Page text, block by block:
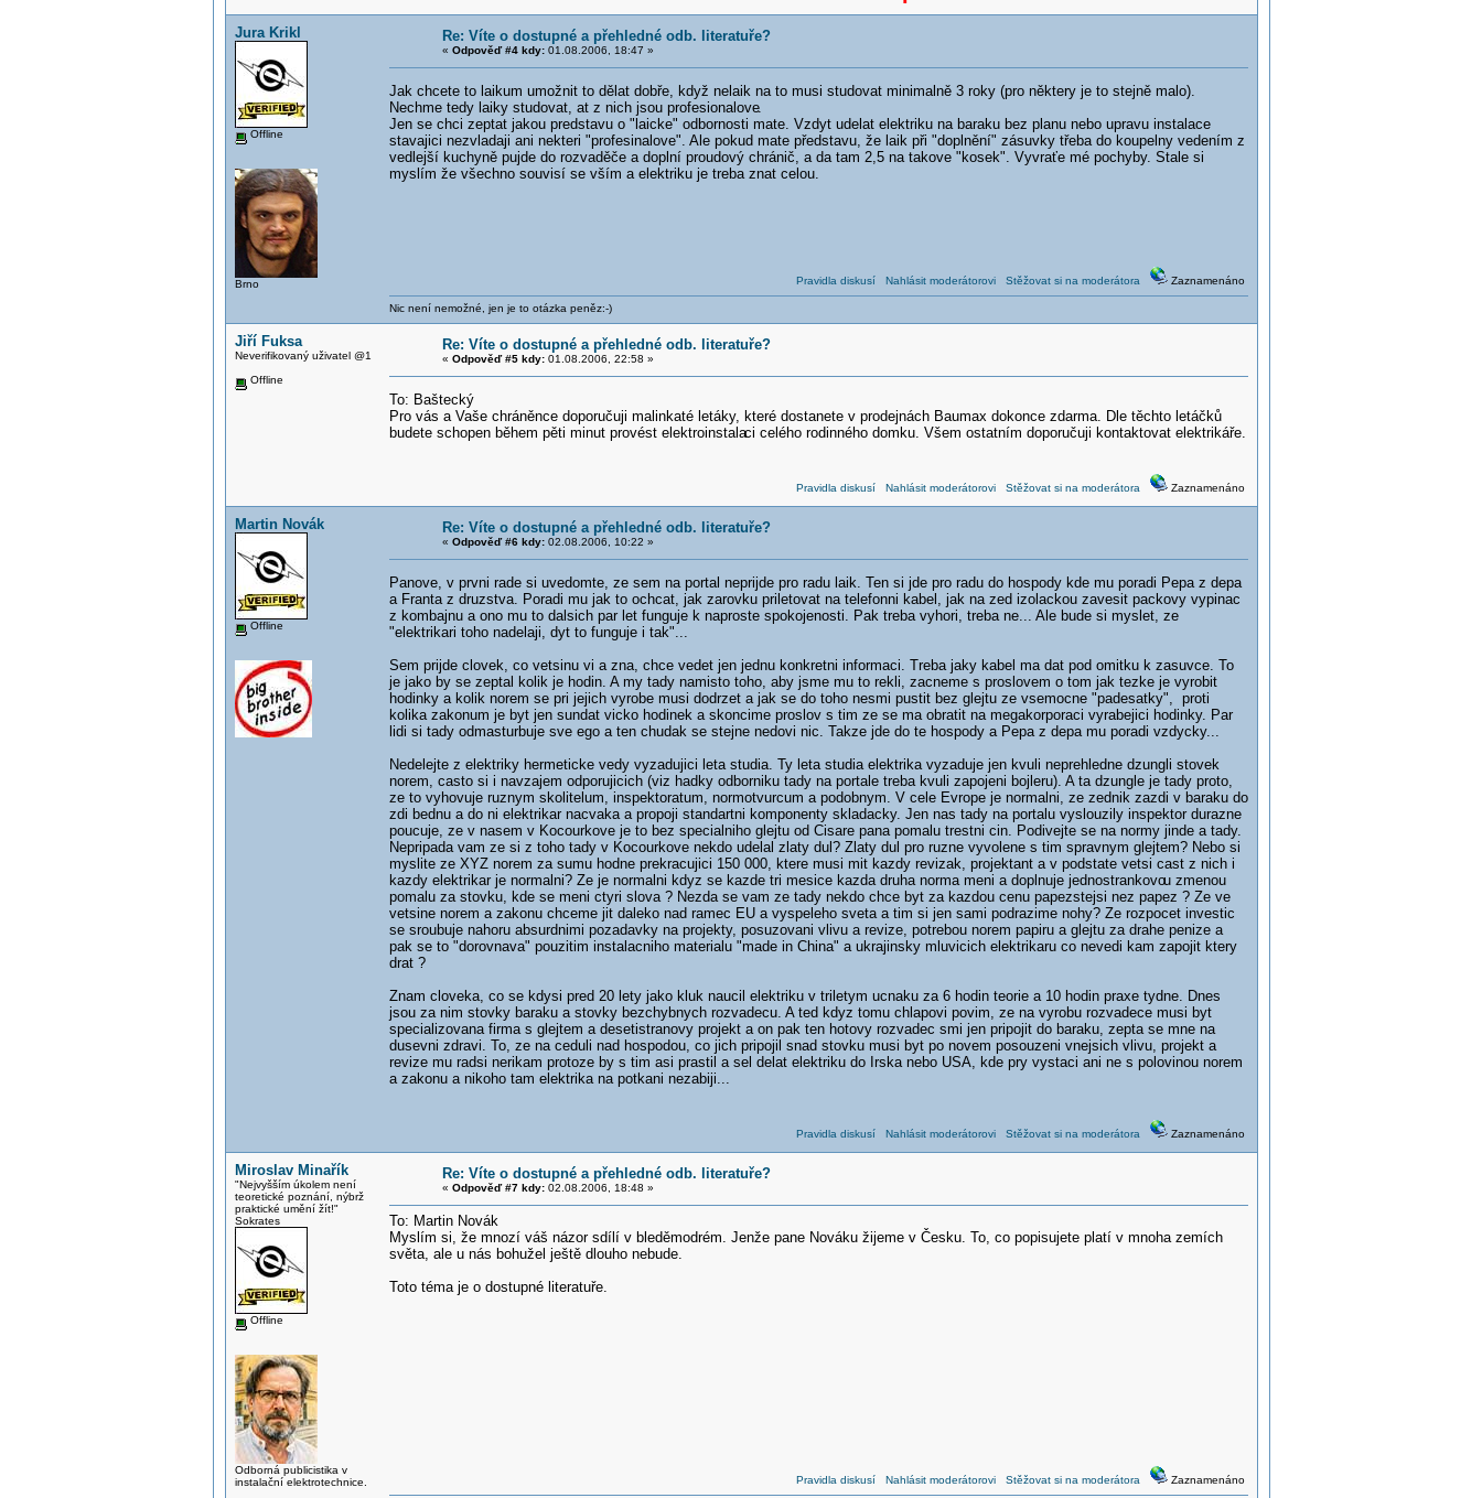
Jura Krikl
Offline
Brno
Re: Víte o dostupné a přehledné odb. literatuře?
« Odpověď #4 kdy:01.08.2006, 18:47 »
Jak chcete to laikum umožnit to dělat dobře, když nelaik na to musi studovat minimalně 3 roky (pro některy je to stejně malo).
Nechme tedy laiky studovat, at z nich jsou profesionalove.
Jen se chci zeptat jakou predstavu o "laicke" odbornosti mate. Vzdyt udelat elektriku na baraku bez planu nebo upravu instalace
stavajici nezvladaji ani nekteri "profesinalove". Ale pokud mate představu, že laik při "doplnění" zásuvky třeba do koupelny vedením z
vedlejší kuchyně pujde do rozvaděče a doplní proudový chránič, a da tam 2,5 na takove "kosek". Vyvraťe mé pochyby. Stale si
myslím že všechno souvisí se vším a elektriku je treba znat celou.
Pravidla diskusí Nahlásit moderátorovi Stěžovat si na moderátora Zaznamenáno
Nic není nemožné, jen je to otázka peněz:-)
Jiří Fuksa
Neverifikovaný uživatel @1
Offline
Re: Víte o dostupné a přehledné odb. literatuře?
« Odpověď #5 kdy:01.08.2006, 22:58 »
To: Baštecký
Pro vás a Vaše chráněnce doporučuji malinkaté letáky, které dostanete v prodejnách Baumax dokonce zdarma. Dle těchto letáčků
budete schopen během pěti minut provést elektroinstalaci celého rodinného domku. Všem ostatním doporučuji kontaktovat elektrikáře.
Pravidla diskusí Nahlásit moderátorovi Stěžovat si na moderátora Zaznamenáno
Martin Novák
Offline
Re: Víte o dostupné a přehledné odb. literatuře?
« Odpověď #6 kdy:02.08.2006, 10:22 »
Panove, v prvni rade si uvedomte, ze sem na portal neprijde pro radu laik. Ten si jde pro radu do hospody kde mu poradi Pepa z depa
a Franta z druzstva. Poradi mu jak to ochcat, jak zarovku priletovat na telefonni kabel, jak na zed izolackou zavesit packovy vypinac
z kombajnu a ono mu to dalsich par let funguje k naproste spokojenosti. Pak treba vyhori, treba ne... Ale bude si myslet, ze
"elektrikari toho nadelaji, dyt to funguje i tak"...
Sem prijde clovek, co vetsinu vi a zna, chce vedet jen jednu konkretni informaci. Treba jaky kabel ma dat pod omitku k zasuvce. To
je jako by se zeptal kolik je hodin. A my tady namisto toho, aby jsme mu to rekli, zacneme s proslovem o tom jak tezke je vyrobit
hodinky a kolik norem se pri jejich vyrobe musi dodrzet a jak se do toho nesmi pustit bez glejtu ze vsemocne "padesatky", proti
kolika zakonum je byt jen sundat vicko hodinek a skoncime proslov s tim ze se ma obratit na megakorporaci vyrabejici hodinky. Par
lidi si tady odmasturbuje sve ego a ten chudak se stejne nedovi nic. Takze jde do te hospody a Pepa z depa mu poradi vzdycky...
Nedelejte z elektriky hermeticke vedy vyzadujici leta studia. Ty leta studia elektrika vyzaduje jen kvuli neprehledne dzungli stovek
norem, casto si i navzajem odporujicich (viz hadky odborniku tady na portale treba kvuli zapojeni bojleru). A ta dzungle je tady proto,
ze to vyhovuje ruznym skolitelum, inspektoratum, normotvurcum a podobnym. V cele Evrope je normalni, ze zednik zazdi v baraku do
zdi bednu a do ni elektrikar nacvaka a propoji standartni komponenty skladacky. Jen nas tady na portalu vyslouzily inspektor durazne
poucuje, ze v nasem v Kocourkove je to bez specialniho glejtu od Cisare pana pomalu trestni cin. Podivejte se na normy jinde a tady.
Nepripada vam ze si z toho tady v Kocourkove nekdo udelal zlaty dul? Zlaty dul pro ruzne vyvolene s tim spravnym glejtem? Nebo si
myslite ze XYZ norem za sumu hodne prekracujici 150 000, ktere musi mit kazdy revizak, projektant a v podstate vetsi cast z nich i
kazdy elektrikar je normalni? Ze je normalni kdyz se kazde tri mesice kazda druha norma meni a doplnuje jednostrankovou zmenou
pomalu za stovku, kde se meni ctyri slova ? Nezda se vam ze tady nekdo chce byt za kazdou cenu papezstejsi nez papez ? Ze ve
vetsine norem a zakonu chceme jit daleko nad ramec EU a vyspeleho sveta a tim si jen sami podrazime nohy? Ze rozpocet investic
se sroubuje nahoru absurdnimi pozadavky na projekty, posuzovani vlivu a revize, potrebou norem papiru a glejtu za drahe penize a
pak se to "dorovnava" pouzitim instalacniho materialu "made in China" a ukrajinsky mluvicich elektrikaru co nevedi kam zapojit ktery
drat ?
Znam cloveka, co se kdysi pred 20 lety jako kluk naucil elektriku v triletym ucnaku za 6 hodin teorie a 10 hodin praxe tydne. Dnes
jsou za nim stovky baraku a stovky bezchybnych rozvadecu. A ted kdyz tomu chlapovi povim, ze na vyrobu rozvadece musi byt
specializovana firma s glejtem a desetistranovy projekt a on pak ten hotovy rozvadec smi jen pripojit do baraku, zepta se mne na
dusevni zdravi. To, ze na ceduli nad hospodou, co jich pripojil snad stovku musi byt po novem posouzeni vnejsich vlivu, projekt a
revize mu radsi nerikam protoze by s tim asi prastil a sel delat elektriku do Irska nebo USA, kde pry vystaci ani ne s polovinou norem
a zakonu a nikoho tam elektrika na potkani nezabiji...
Pravidla diskusí Nahlásit moderátorovi Stěžovat si na moderátora Zaznamenáno
Miroslav Minařík
"Nejvyšším úkolem není
teoretické poznání, nýbrž
praktické umění žít!"
Sokrates
Offline
Odborná publicistika v
instalační elektrotechnice.
Re: Víte o dostupné a přehledné odb. literatuře?
« Odpověď #7 kdy:02.08.2006, 18:48 »
To: Martin Novák
Myslím si, že mnozí váš názor sdílí v bleděmodrém. Jenže pane Nováku žijeme v Česku. To, co popisujete platí v mnoha zemích
světa, ale u nás bohužel ještě dlouho nebude.
Toto téma je o dostupné literatuře.
Pravidla diskusí Nahlásit moderátorovi Stěžovat si na moderátora Zaznamenáno